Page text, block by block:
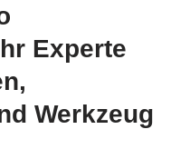
Experte
Werkzeug